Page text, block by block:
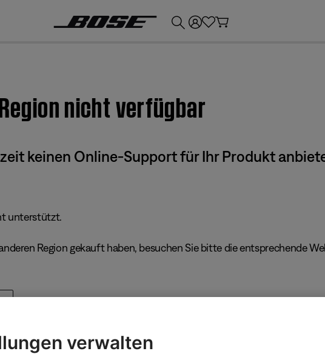
nicht verfügbar
keinen Online-Support für Ihr Produkt
unterstützt.
Region gekauft haben, besuchen Sie bitte die entsprechende
verwalten